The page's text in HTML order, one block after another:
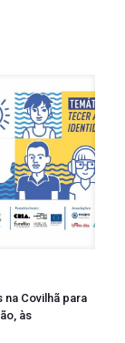
Covilhã para
às